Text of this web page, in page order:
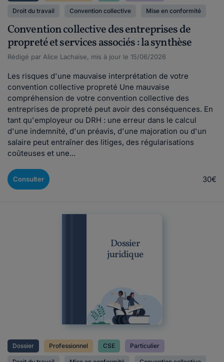
Droit du travail Convention collective Mise en conformité
Convention collective des entreprises de
propreté et services associés : la synthèse
Rédigé par Alice Lachaise, mis à jour le 15/06/2026
Les risques d'une mauvaise interprétation de votre
convention collective propreté Une mauvaise
compréhension de votre convention collective des
entreprises de propreté peut avoir des conséquences. En
tant qu'employeur ou DRH : une erreur dans le calcul
d'une indemnité, d'un préavis, d'une majoration ou d'un
salaire peut entraîner des litiges, des régularisations
coûteuses et une...
Consulter 30€
Dossier
juridique
Dossier Professionnel CSE Particulier